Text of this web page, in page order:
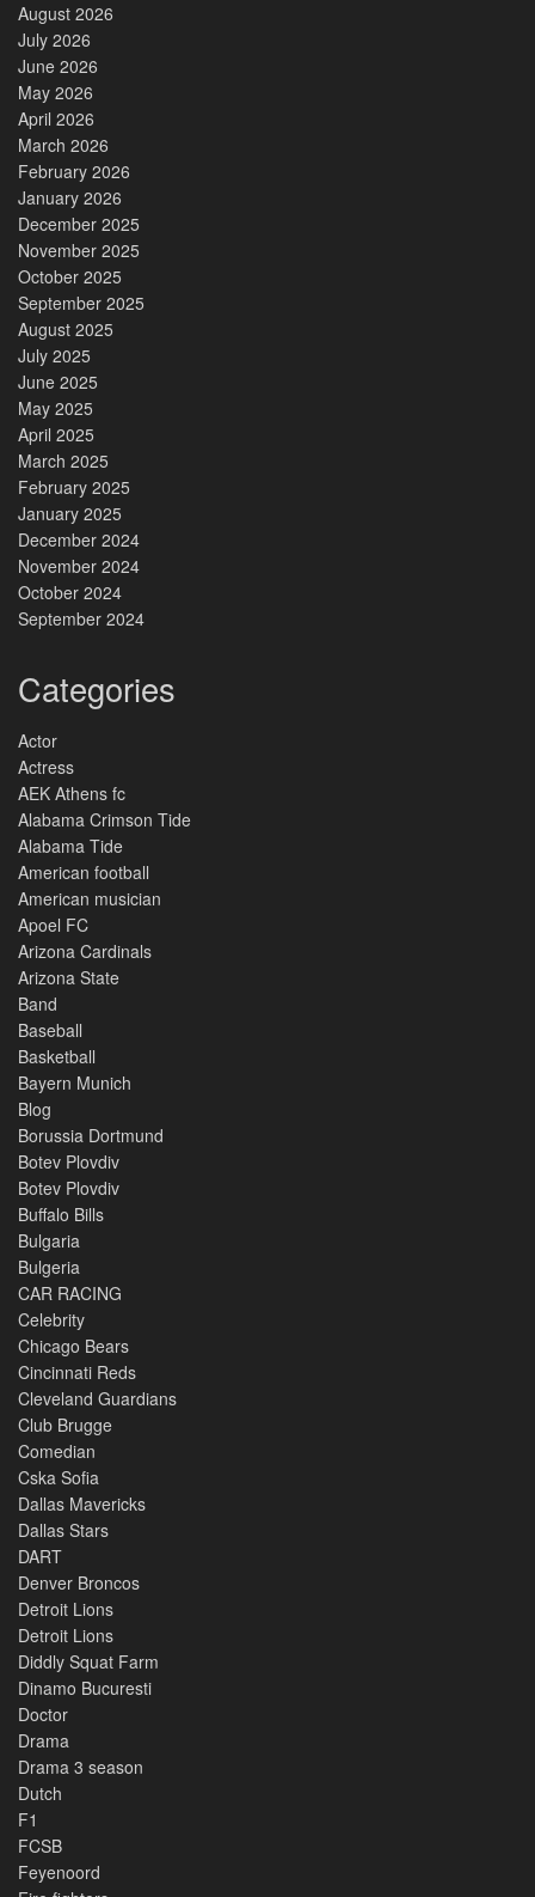
August 2026
July 2026
June 2026
May 2026
April 2026
March 2026
February 2026
January 2026
December 2025
November 2025
October 2025
September 2025
August 2025
July 2025
June 2025
May 2025
April 2025
March 2025
February 2025
January 2025
December 2024
November 2024
October 2024
September 2024
Categories
Actor
Actress
AEK Athens fc
Alabama Crimson Tide
Alabama Tide
American football
American musician
Apoel FC
Arizona Cardinals
Arizona State
Band
Baseball
Basketball
Bayern Munich
Blog
Borussia Dortmund
Botev Plovdiv
Botev Plovdiv
Buffalo Bills
Bulgaria
Bulgeria
CAR RACING
Celebrity
Chicago Bears
Cincinnati Reds
Cleveland Guardians
Club Brugge
Comedian
Cska Sofia
Dallas Mavericks
Dallas Stars
DART
Denver Broncos
Detroit Lions
Detroit Lions
Diddly Squat Farm
Dinamo Bucuresti
Doctor
Drama
Drama 3 season
Dutch
F1
FCSB
Feyenoord